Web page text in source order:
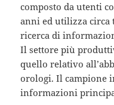
composto da utenti
anni ed utilizza
ricerca di
Il settore più
quello relativo
orologi. Il campione
informazioni